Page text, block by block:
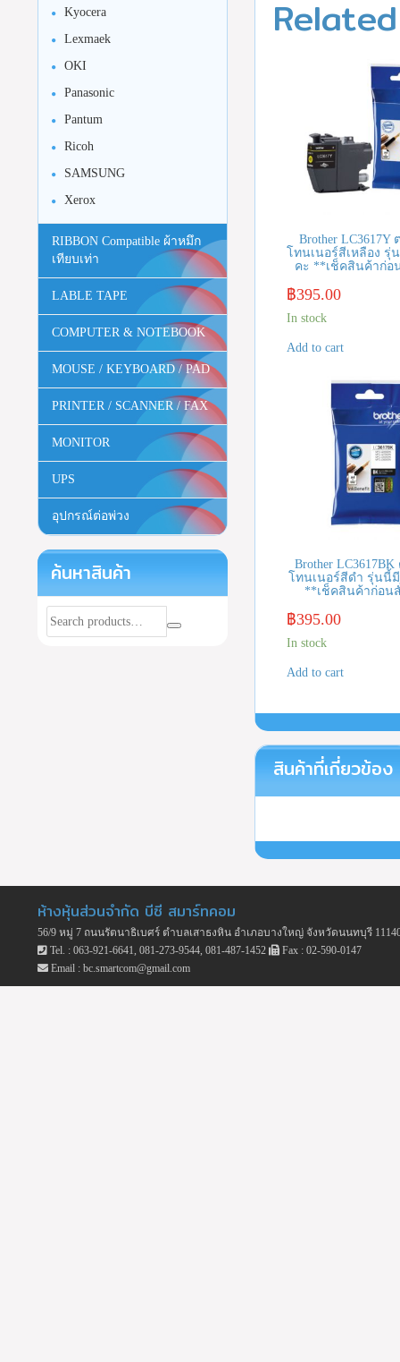
Brother LC3617Y
โทนเนอร์สีเหลือง รุ่
คะ **เช็คสินค้าก่อ
฿395.00
In stock
Add to cart
Brother
โทนเนอร์สีดำ รุ่นนี้
**เช็คสินค้าก่อน
฿395.00
In stock
Add to cart
สินค้าที่เกี่ยวข้อง
Kyocera
Lexmaek
OKI
Panasonic
Pantum
Ricoh
SAMSUNG
Xerox
RIBBON Compatible ผ้าหมึก
เทียบเท่า
LABLE TAPE
COMPUTER & NOTEBOOK
MOUSE / KEYBOARD / PAD
PRINTER / SCANNER / FAX
MONITOR
UPS
อุปกรณ์ต่อพ่วง
ค้นหาสินค้า
ห้างหุ้นส่วนจำกัด บีซี สมาร์ทคอม
56/9 หมู่ 7 ถนนรัตนาธิเบศร์ ตำบลเสาธงหิน อำเภอบางใหญ่ จังหวัดนนทบุรี
Tel. : 063-921-6641, 081-273-9544, 081-487-1452
Fax : 02-590-0147
Email : bc.smartcom@gmail.com